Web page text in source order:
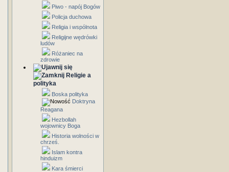
Piwo - napój Bogów
Policja duchowa
Religia i wspólnota
Religijne wędrówki
ludów
Różaniec na
zdrowie
Religie a
polityka
Boska polityka
Doktryna
Reagana
Hezbollah
wojownicy Boga
Historia wolności w
chrześ.
Islam kontra
hinduizm
Kara śmierci